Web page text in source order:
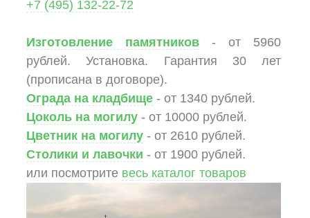
+7 (495) 132-22-72
Изготовление памятников - от 5960
рублей. Установка. Гарантия 30 лет
(прописана в договоре).
Ограда на кладбище - от 1340 рублей.
Цоколь на могилу - от 10000 рублей.
Цветник на могилу - от 2610 рублей.
Столики и лавочки - от 1900 рублей.
или посмотрите весь каталог товаров